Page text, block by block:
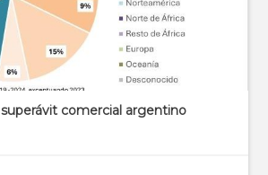
comercial argentino